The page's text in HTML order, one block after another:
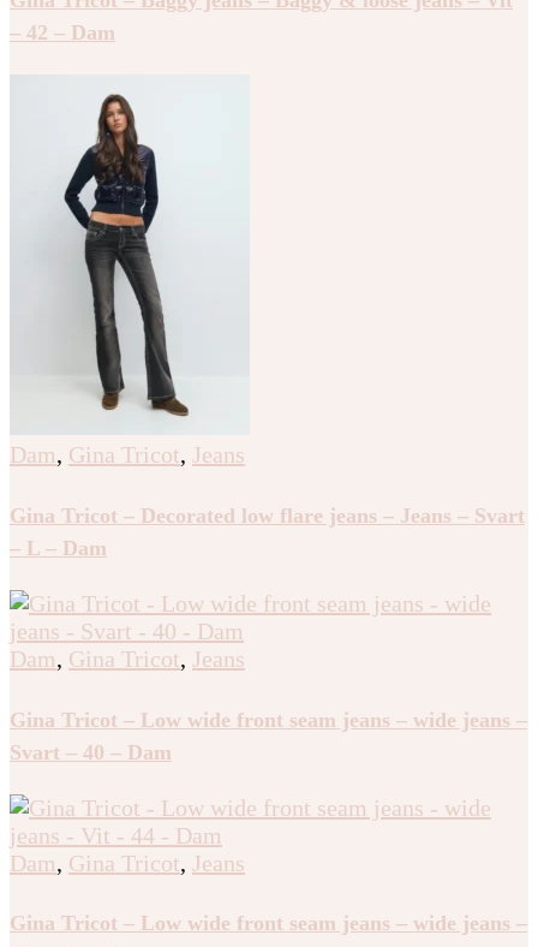
– 42 – Dam
Dam, Gina Tricot, Jeans
Gina Tricot – Decorated low flare jeans – Jeans – Svart
– L – Dam
Dam, Gina Tricot, Jeans
Gina Tricot – Low wide front seam jeans – wide jeans –
Svart – 40 – Dam
Dam, Gina Tricot, Jeans
Gina Tricot – Low wide front seam jeans – wide jeans –